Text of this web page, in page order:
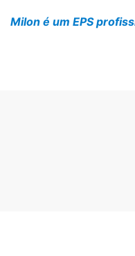
Milon é um EPS